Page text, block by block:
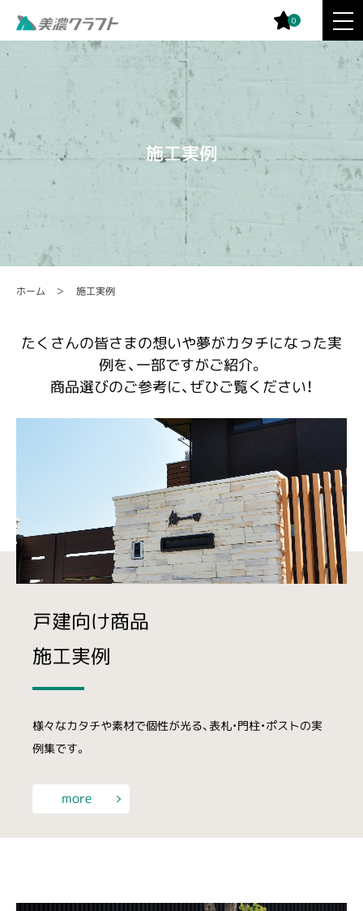
0
施工実例
ホーム 施工実例
たくさんの皆さまの想いや夢がカタチになった実
例を、一部ですがご紹介。
商品選びのご参考に、ぜひご覧ください！
戸建向け商品
施工実例
様々なカタチや素材で個性が光る、表札・門柱・ポストの実
例集です。
more